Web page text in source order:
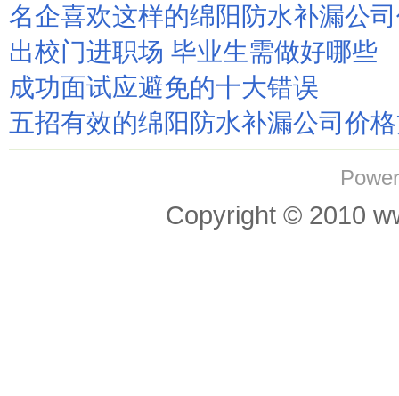
名企喜欢这样的绵阳防水补漏公
出校门进职场 毕业生需做好哪些
成功面试应避免的十大错误
五招有效的绵阳防水补漏公司价
Copyright © 2010